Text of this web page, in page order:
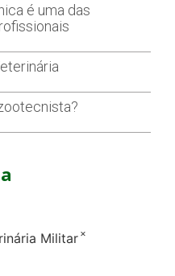
é uma das
Militar ×